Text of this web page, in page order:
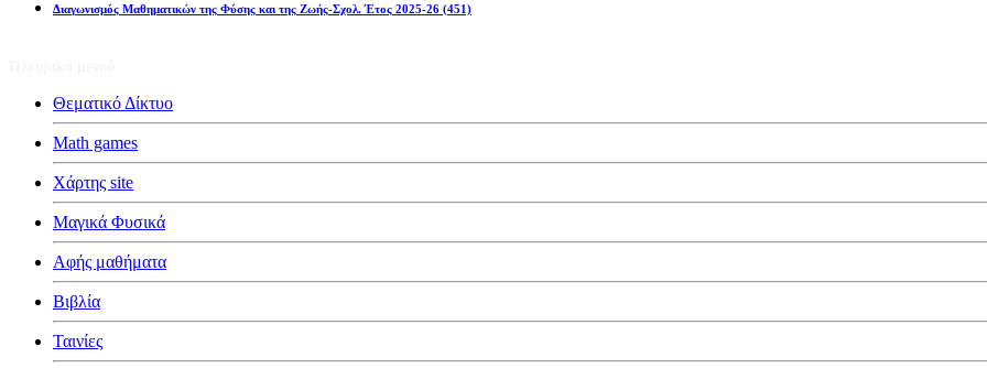
Διαγωνισμός Μαθηματικών της Φύσης και της Ζωής-Σχολ. Έτος 2025-26 (451)
Θεματικό Δίκτυο
Math games
Χάρτης site
Μαγικά Φυσικά
Αφής μαθήματα
Βιβλία
Ταινίες